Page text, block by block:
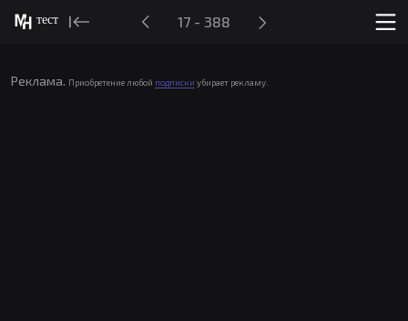
тест 17 - 388
Реклама. Приобретение любой подписки убирает рекламу.